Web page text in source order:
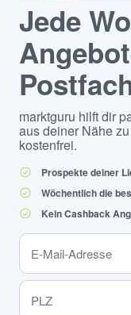
Jede
marktguru hilft dir
aus deiner Nähe
kostenfrei.
Prospekte deiner
Wöchentlich die
Kein Cashback